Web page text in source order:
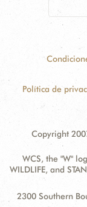
Política de
Copyright
WCS, the "W"
WILDLIFE, and
Contact
Address:
2300 Southern